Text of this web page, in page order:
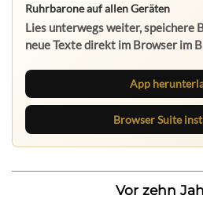
Ruhrbarone auf allen Geräten
Lies unterwegs weiter, speichere
neue Texte direkt im Browser im
App
Browser Suite
Vor zehn